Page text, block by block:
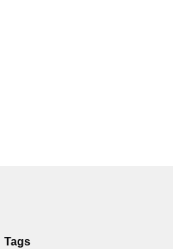
Tags